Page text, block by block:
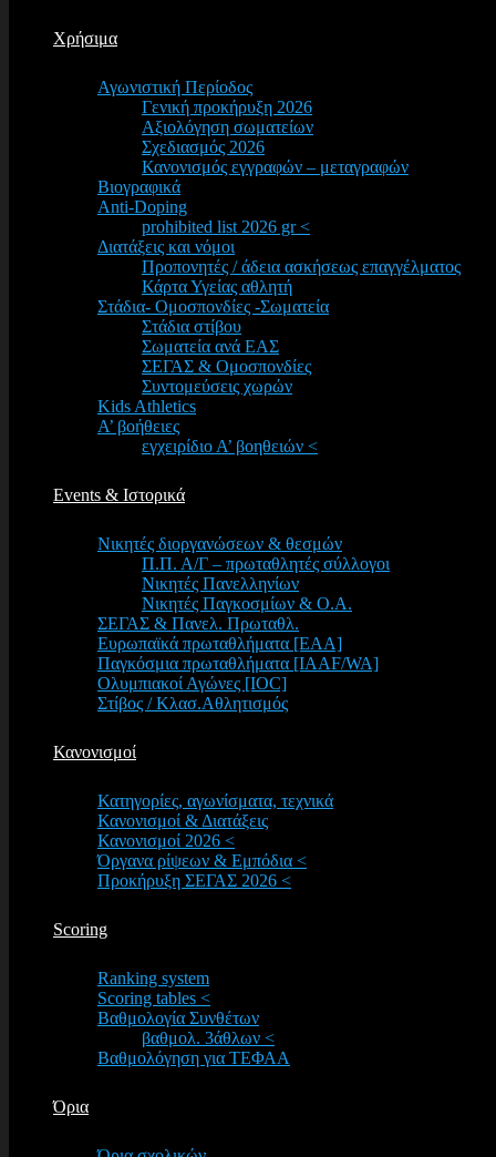
Χρήσιμα
Αγωνιστική Περίοδος
Γενική προκήρυξη 2026
Αξιολόγηση σωματείων
Σχεδιασμός 2026
Κανονισμός εγγραφών – μεταγραφών
Βιογραφικά
Anti-Doping
prohibited list 2026 gr <
Διατάξεις και νόμοι
Προπονητές / άδεια ασκήσεως επαγγέλματος
Κάρτα Υγείας αθλητή
Στάδια- Ομοσπονδίες -Σωματεία
Στάδια στίβου
Σωματεία ανά ΕΑΣ
ΣΕΓΑΣ & Ομοσπονδίες
Συντομεύσεις χωρών
Kids Athletics
Α’ βοήθειες
εγχειρίδιο Α’ βοηθειών <
Events & Ιστορικά
Νικητές διοργανώσεων & θεσμών
Π.Π. Α/Γ – πρωταθλητές σύλλογοι
Νικητές Πανελληνίων
Νικητές Παγκοσμίων & Ο.Α.
ΣΕΓΑΣ & Πανελ. Πρωταθλ.
Ευρωπαϊκά πρωταθλήματα [EAA]
Παγκόσμια πρωταθλήματα [IAAF/WA]
Ολυμπιακοί Αγώνες [IOC]
Στίβος / Κλασ.Αθλητισμός
Κανονισμοί
Κατηγορίες, αγωνίσματα, τεχνικά
Κανονισμοί & Διατάξεις
Κανονισμοί 2026 <
Όργανα ρίψεων & Εμπόδια <
Προκήρυξη ΣΕΓΑΣ 2026 <
Scoring
Ranking system
Scoring tables <
Βαθμολογία Συνθέτων
βαθμολ. 3άθλων <
Βαθμολόγηση για ΤΕΦΑΑ
Όρια